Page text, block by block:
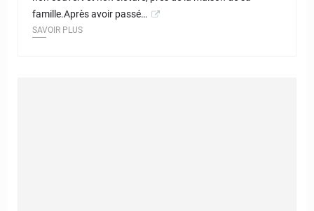
famille.Après avoir passé…
SAVOIR PLUS